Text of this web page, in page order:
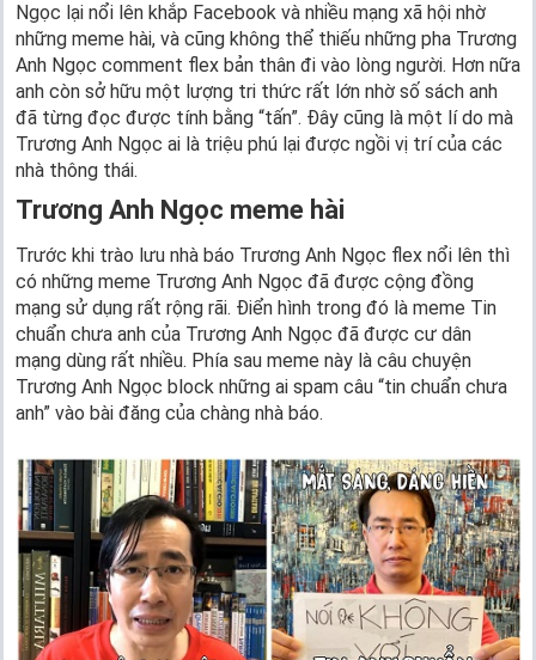
Ngọc lại nổi lên khắp Facebook và nhiều mạng xã hội nhờ
những meme hài, và cũng không thể thiếu những pha Trương
Anh Ngọc comment flex bản thân đi vào lòng người. Hơn nữa
anh còn sở hữu một lượng tri thức rất lớn nhờ số sách anh
đã từng đọc được tính bằng “tấn”. Đây cũng là một lí do mà
Trương Anh Ngọc ai là triệu phú lại được ngồi vị trí của các
nhà thông thái.
Trương Anh Ngọc meme hài
Trước khi trào lưu nhà báo Trương Anh Ngọc flex nổi lên thì
có những meme Trương Anh Ngọc đã được cộng đồng
mạng sử dụng rất rộng rãi. Điển hình trong đó là meme Tin
chuẩn chưa anh của Trương Anh Ngọc đã được cư dân
mạng dùng rất nhiều. Phía sau meme này là câu chuyện
Trương Anh Ngọc block những ai spam câu “tin chuẩn chưa
anh” vào bài đăng của chàng nhà báo.